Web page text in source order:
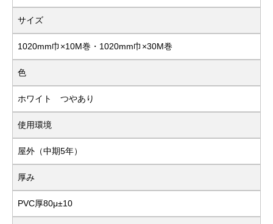
サイズ
1020mm巾×10M巻・1020mm巾×30M巻
色
ホワイト つやあり
使用環境
屋外（中期5年）
厚み
PVC厚80μ±10